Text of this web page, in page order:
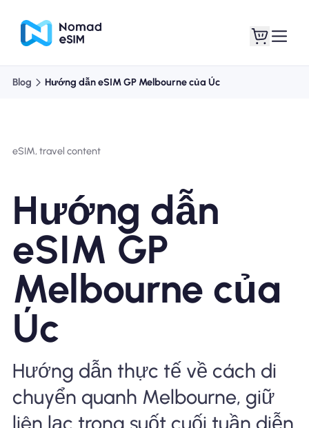
Kế hoạch mua sắm
Giới thiệu về eSIM
Tại sao eSIM Nomad
Sử dụng eSIM
Blog Hướng dẫn eSIM GP Melbourne của Úc
eSIM, travel content
Hướng dẫn
eSIM GP
Melbourne của
Úc
Hướng dẫn thực tế về cách di
chuyển quanh Melbourne, giữ